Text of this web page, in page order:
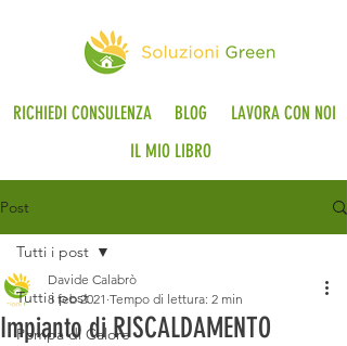
RICHIEDI CONSULENZA BLOG
LAVORA CON NOI
IL MIO LIBRO
Post
Tutti i post
Pompa di Calore
Tutti i post
Impianto di RISCALDAMENTO
Davide Calabrò
8 feb 2021 Tempo di lettura: 2 min